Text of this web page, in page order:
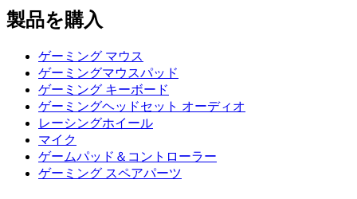
製品を購入
ゲーミング マウス
ゲーミングマウスパッド
ゲーミング キーボード
ゲーミングヘッドセット オーディオ
レーシングホイール
マイク
ゲームパッド＆コントローラー
ゲーミング スペアパーツ